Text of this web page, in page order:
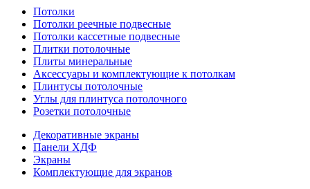
Потолки
Потолки реечные подвесные
Потолки кассетные подвесные
Плитки потолочные
Плиты минеральные
Аксессуары и комплектующие к потолкам
Плинтусы потолочные
Углы для плинтуса потолочного
Розетки потолочные
Декоративные экраны
Панели ХДФ
Экраны
Комплектующие для экранов